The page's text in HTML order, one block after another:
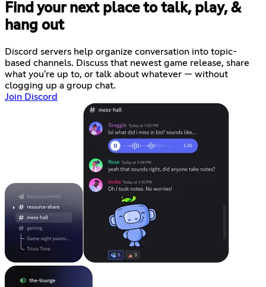
Find your next place to talk, play, &
hang out
Discord servers help organize conversation into topic-
based channels. Discuss that newest game release, share
what you're up to, or talk about whatever — without
clogging up a group chat.
Join Discord